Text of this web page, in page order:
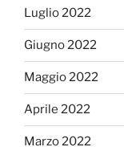
Luglio 2022
Giugno 2022
Maggio 2022
Aprile 2022
Marzo 2022